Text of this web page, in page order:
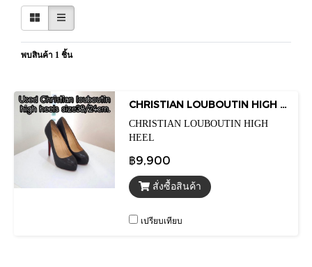
พบสินค้า 1 ชิ้น
CHRISTIAN LOUBOUTIN HIGH HEEL SIZE38
CHRISTIAN LOUBOUTIN HIGH
HEEL
฿9,900
สั่งซื้อสินค้า
เปรียบเทียบ